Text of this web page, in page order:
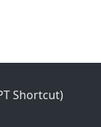
Shortcut)